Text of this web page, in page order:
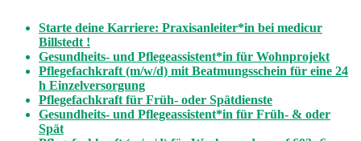
Starte deine Karriere: Praxisanleiter*in bei medicur
Billstedt !
Gesundheits- und Pflegeassistent*in für Wohnprojekt
Pflegefachkraft (m/w/d) mit Beatmungsschein für eine 24
h Einzelversorgung
Pflegefachkraft für Früh- oder Spätdienste
Gesundheits- und Pflegeassistent*in für Früh- & oder
Spät